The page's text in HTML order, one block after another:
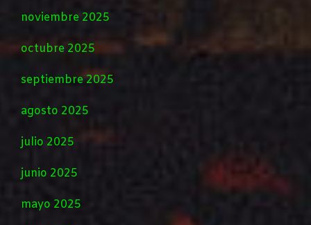
noviembre 2025
octubre 2025
septiembre 2025
agosto 2025
julio 2025
junio 2025
mayo 2025